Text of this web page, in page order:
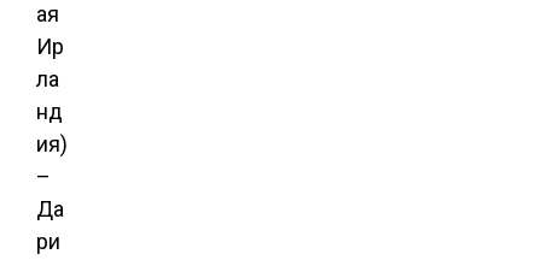
ая
Ир
ла
нд
ия)
–
Да
ри